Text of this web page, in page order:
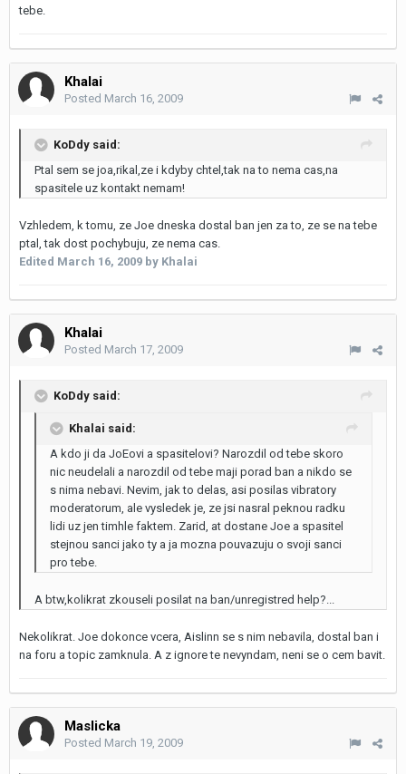
tebe.
Khalai
Posted March 16, 2009
KoDdy said:
Ptal sem se joa,rikal,ze i kdyby chtel,tak na to nema cas,na
spasitele uz kontakt nemam!
Vzhledem, k tomu, ze Joe dneska dostal ban jen za to, ze se na tebe
ptal, tak dost pochybuju, ze nema cas.
Edited March 16, 2009 by Khalai
Khalai
Posted March 17, 2009
KoDdy said:
Khalai said:
A kdo ji da JoEovi a spasitelovi? Narozdil od tebe skoro
nic neudelali a narozdil od tebe maji porad ban a nikdo se
s nima nebavi. Nevim, jak to delas, asi posilas vibratory
moderatorum, ale vysledek je, ze jsi nasral peknou radku
lidi uz jen timhle faktem. Zarid, at dostane Joe a spasitel
stejnou sanci jako ty a ja mozna pouvazuju o svoji sanci
pro tebe.
A btw,kolikrat zkouseli posilat na ban/unregistred help?...
Nekolikrat. Joe dokonce vcera, Aislinn se s nim nebavila, dostal ban i
na foru a topic zamknula. A z ignore te nevyndam, neni se o cem bavit.
Maslicka
Posted March 19, 2009